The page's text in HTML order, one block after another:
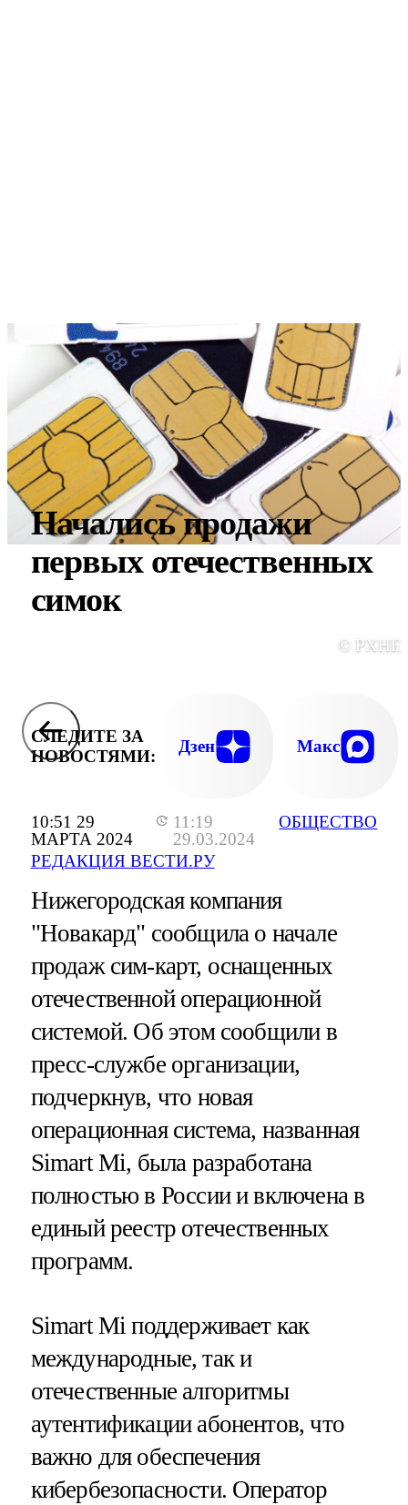
10:51 29
МАРТА 2024
11:19
29.03.2024
РЕДАКЦИЯ ВЕСТИ.РУ
ОБЩЕСТВО
Начались продажи
первых отечественных
симок
©
СЛЕДИТЕ ЗА
НОВОСТЯМИ:
Дзен Макс
Нижегородская компания
"Новакард" сообщила о начале
продаж сим-карт, оснащенных
отечественной операционной
системой. Об этом сообщили в
пресс-службе организации,
подчеркнув, что новая
операционная система, названная
Simart Mi, была разработана
полностью в России и включена в
единый реестр отечественных
программ.
Simart Mi поддерживает как
международные, так и
отечественные алгоритмы
аутентификации абонентов, что
важно для обеспечения
кибербезопасности. Оператор